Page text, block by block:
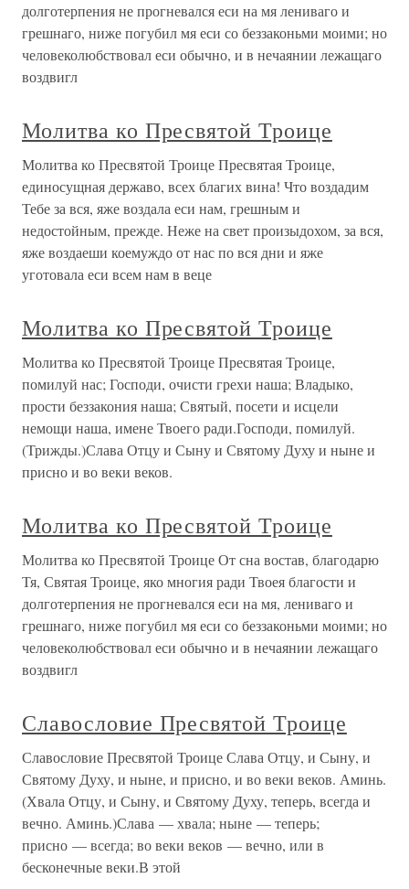
долготерпения не прогневался еси на мя лениваго и
грешнаго, ниже погубил мя еси со беззаконьми моими; но
человеколюбствовал еси обычно, и в нечаянии лежащаго
воздвигл
Молитва ко Пресвятой Троице
Молитва ко Пресвятой Троице Пресвятая Троице,
единосущная державо, всех благих вина! Что воздадим
Тебе за вся, яже воздала еси нам, грешным и
недостойным, прежде. Неже на свет произыдохом, за вся,
яже воздаеши коемуждо от нас по вся дни и яже
уготовала еси всем нам в веце
Молитва ко Пресвятой Троице
Молитва ко Пресвятой Троице Пресвятая Троице,
помилуй нас; Господи, очисти грехи наша; Владыко,
прости беззакония наша; Святый, посети и исцели
немощи наша, имене Твоего ради.Господи, помилуй.
(Трижды.)Слава Отцу и Сыну и Святому Духу и ныне и
присно и во веки веков.
Молитва ко Пресвятой Троице
Молитва ко Пресвятой Троице От сна востав, благодарю
Тя, Святая Троице, яко многия ради Твоея благости и
долготерпения не прогневался еси на мя, лениваго и
грешнаго, ниже погубил мя еси со беззаконьми моими; но
человеколюбствовал еси обычно и в нечаянии лежащаго
воздвигл
Славословие Пресвятой Троице
Славословие Пресвятой Троице Слава Отцу, и Сыну, и
Святому Духу, и ныне, и присно, и во веки веков. Аминь.
(Хвала Отцу, и Сыну, и Святому Духу, теперь, всегда и
вечно. Аминь.)Слава — хвала; ныне — теперь;
присно — всегда; во веки веков — вечно, или в
бесконечные веки.В этой